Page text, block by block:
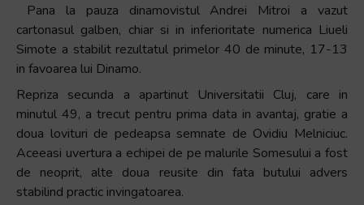
Pana la pauza dinamovistul Andrei Mitroi a vazut
cartonasul galben, chiar si in inferioritate numerica Liueli
Simote a stabilit rezultatul primelor 40 de minute, 17-13
in favoarea lui Dinamo.
Repriza secunda a apartinut Universitatii Cluj, care in
minutul 49, a trecut pentru prima data in avantaj, gratie a
doua lovituri de pedeapsa semnate de Ovidiu Melniciuc.
Aceeasi uvertura a echipei de pe malurile Somesului a fost
de neoprit, alte doua reusite din fata butului advers
stabilind practic invingatoarea.